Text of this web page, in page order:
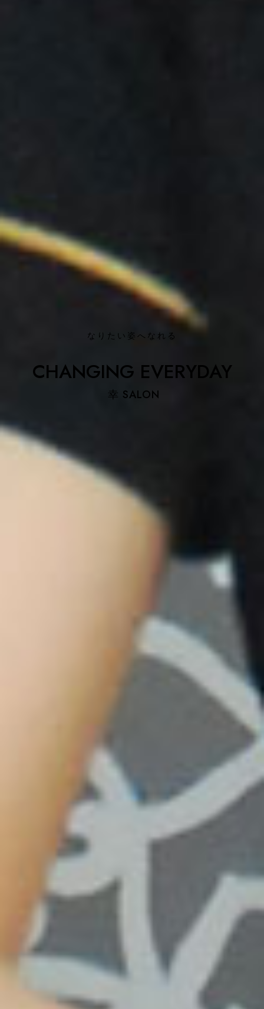
なりたい姿へなれる
CHANGING EVERYDAY
幸 SALON
なりたい姿へなれる
CHANGING EVERYDAY
幸 SALON